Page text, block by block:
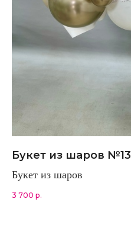
Букет из шаров №13
Букет из шаров
3 700 р.